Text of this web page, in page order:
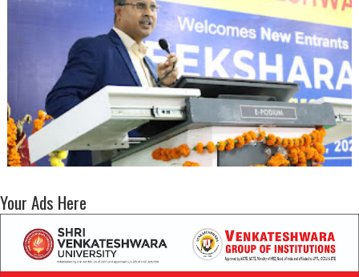
Your Ads Here